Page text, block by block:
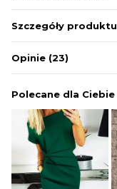
BIELIZNA
Szczegóły produktu
Opinie (23)
Polecane dla Ciebie